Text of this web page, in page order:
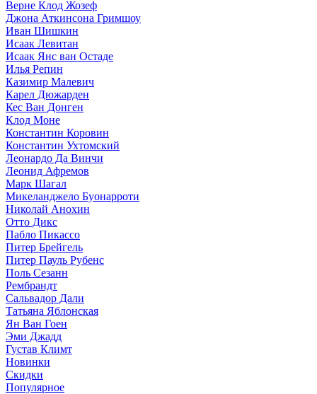
Верне Клод Жозеф
Джона Аткинсона Гримшоу
Иван Шишкин
Исаак Левитан
Исаак Янс ван Остаде
Илья Репин
Казимир Малевич
Карел Дюжарден
Кес Ван Донген
Клод Моне
Константин Коровин
Константин Ухтомский
Леонардо Да Винчи
Леонид Афремов
Марк Шагал
Микеланджело Буонарроти
Николай Анохин
Отто Дикс
Пабло Пикассо
Питер Брейгель
Питер Пауль Рубенс
Поль Сезанн
Рембрандт
Сальвадор Дали
Татьяна Яблонская
Ян Ван Гоен
Эми Джадд
Густав Климт
Новинки
Скидки
Популярное